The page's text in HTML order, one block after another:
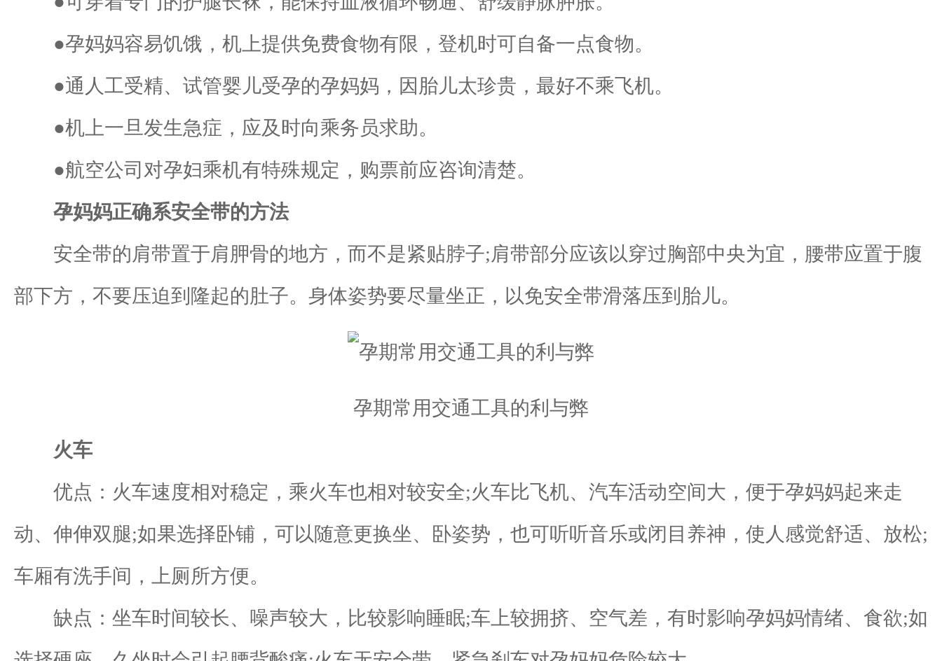
●孕妈妈容易饥饿，机上提供免费食物有限，登机时可自备一点食物。
●通人工受精、试管婴儿受孕的孕妈妈，因胎儿太珍贵，最好不乘飞机。
●机上一旦发生急症，应及时向乘务员求助。
●航空公司对孕妇乘机有特殊规定，购票前应咨询清楚。
孕妈妈正确系安全带的方法
安全带的肩带置于肩胛骨的地方，而不是紧贴脖子;肩带部分应该以穿过胸部中央为宜，腰带应置于腹
部下方，不要压迫到隆起的肚子。身体姿势要尽量坐正，以免安全带滑落压到胎儿。
孕期常用交通工具的利与弊
火车
优点：火车速度相对稳定，乘火车也相对较安全;火车比飞机、汽车活动空间大，便于孕妈妈起来走
动、伸伸双腿;如果选择卧铺，可以随意更换坐、卧姿势，也可听听音乐或闭目养神，使人感觉舒适、放松;
车厢有洗手间，上厕所方便。
缺点：坐车时间较长、噪声较大，比较影响睡眠;车上较拥挤、空气差，有时影响孕妈妈情绪、食欲;如